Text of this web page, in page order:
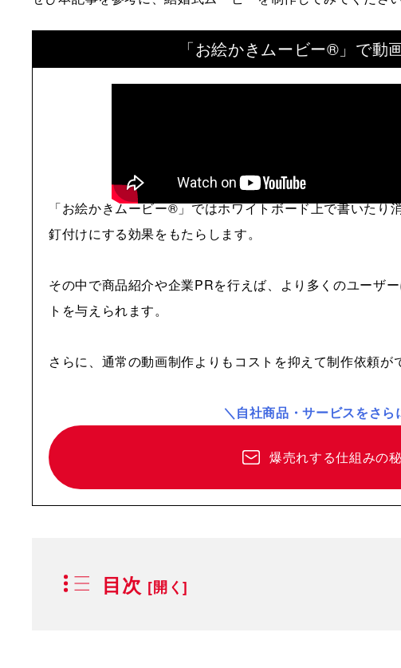
「お絵かきムービー®」で動
「お絵かきムービー®」ではホワイトボード上で書いた
釘付けにする効果をもたらします。
その中で商品紹介や企業PRを行えば、より多くのユーザ
トを与えられます。
さらに、通常の動画制作よりもコストを抑えて制作依頼が
＼自社商品・サービスをさら
爆売れする仕組みの
目次